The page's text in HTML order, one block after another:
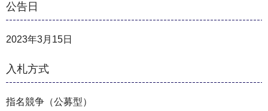
公告日
2023年3月15日
入札方式
指名競争（公募型）